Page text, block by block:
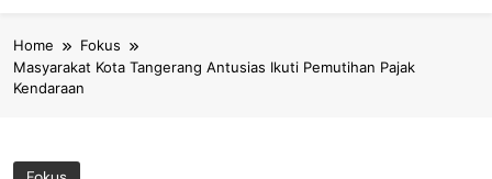
Home
Fokus
Masyarakat Kota Tangerang Antusias Ikuti Pemutihan Pajak
Kendaraan